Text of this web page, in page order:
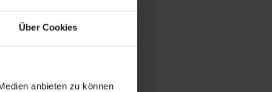
Über Cookies
anbieten zu können